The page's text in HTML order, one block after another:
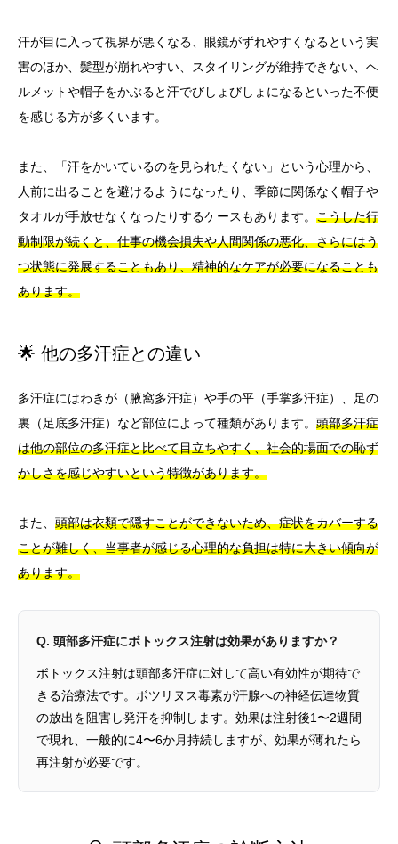
汗が目に入って視界が悪くなる、眼鏡がずれやすくなるという実
害のほか、髪型が崩れやすい、スタイリングが維持できない、ヘ
ルメットや帽子をかぶると汗でびしょびしょになるといった不便
を感じる方が多くいます。
また、「汗をかいているのを見られたくない」という心理から、
人前に出ることを避けるようになったり、季節に関係なく帽子や
タオルが手放せなくなったりするケースもあります。 こうした行
動制限が続くと、仕事の機会損失や人間関係の悪化、さらにはう
つ状態に発展することもあり、精神的なケアが必要になることも
あります。
🌟 他の多汗症との違い
多汗症にはわきが（腋窩多汗症）や手の平（手掌多汗症）、足の
裏（足底多汗症）など部位によって種類があります。 頭部多汗症
は他の部位の多汗症と比べて目立ちやすく、社会的場面での恥ず
かしさを感じやすいという特徴があります。
また、 頭部は衣類で隠すことができないため、症状をカバーする
ことが難しく、当事者が感じる心理的な負担は特に大きい傾向が
あります。
Q. 頭部多汗症にボトックス注射は効果がありますか？
ボトックス注射は頭部多汗症に対して高い有効性が期待で
きる治療法です。ボツリヌス毒素が汗腺への神経伝達物質
の放出を阻害し発汗を抑制します。効果は注射後1〜2週間
で現れ、一般的に4〜6か月持続しますが、効果が薄れたら
再注射が必要です。